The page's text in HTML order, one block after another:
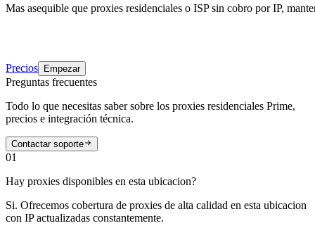
Mas asequible que proxies residenciales o ISP sin cobro por IP,
Precios Empezar
Preguntas frecuentes
Todo lo que necesitas saber sobre los proxies residenciales Prime,
precios e integración técnica.
Contactar soporte
01
Hay proxies disponibles en esta ubicacion?
Si. Ofrecemos cobertura de proxies de alta calidad en esta ubicacion
con IP actualizadas constantemente.